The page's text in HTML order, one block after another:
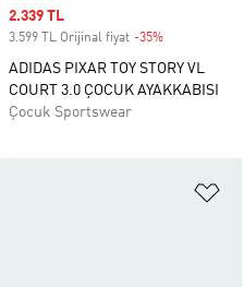
Sale price
2.339 TL
3.599 TL Orijinal fiyat -35%
ADIDAS PIXAR TOY STORY VL
COURT 3.0 ÇOCUK AYAKKABISI
Çocuk Sportswear